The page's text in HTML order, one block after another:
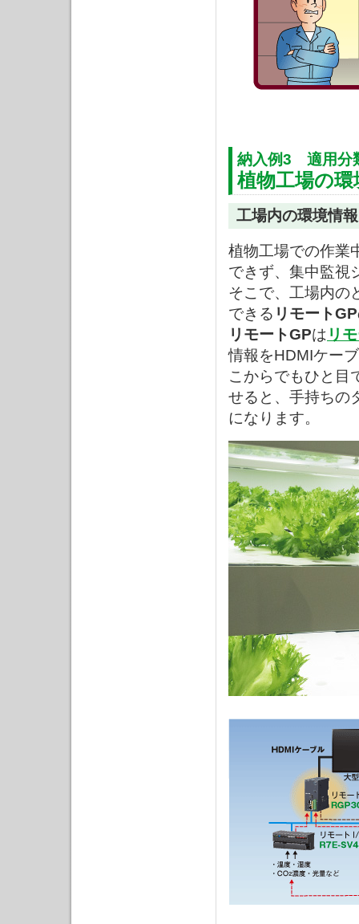
納入例3 適用分
植物工場の環
工場内の環境情
植物工場での作業
できず、集中監視
そこで、工場内の
できる リモートGP
リモートGPは リ
情報をHDMIケー
こからでもひと目
せると、手持ちの
になります。